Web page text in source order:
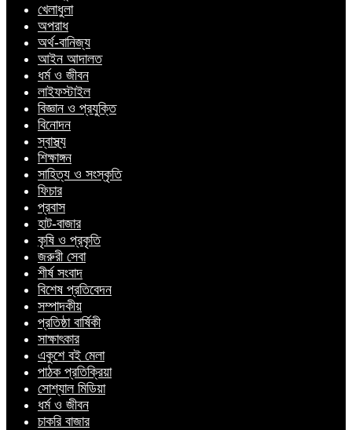
খেলাধুলা
অপরাধ
অর্থ-বানিজ্য
আইন আদালত
ধর্ম ও জীবন
লাইফস্টাইল
বিজ্ঞান ও প্রযুক্তি
বিনোদন
স্বাস্থ্য
শিক্ষাঙ্গন
সাহিত্য ও সংস্কৃতি
ফিচার
প্রবাস
হাট-বাজার
কৃষি ও প্রকৃতি
জরুরী সেবা
শীর্ষ সংবাদ
বিশেষ প্রতিবেদন
সম্পাদকীয়
প্রতিষ্ঠা বার্ষিকী
সাক্ষাৎকার
একুশে বই মেলা
পাঠক প্রতিক্রিয়া
সোশ্যাল মিডিয়া
ধর্ম ও জীবন
চাকরি বাজার